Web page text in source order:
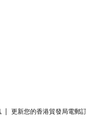
更新您的香港貿發局電郵